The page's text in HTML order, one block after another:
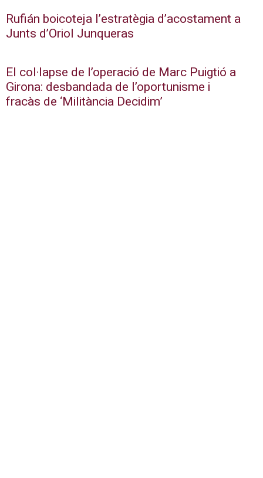
Rufián boicoteja l’estratègia d’acostament a
Junts d’Oriol Junqueras
El col·lapse de l’operació de Marc Puigtió a
Girona: desbandada de l’oportunisme i
fracàs de ‘Militància Decidim’